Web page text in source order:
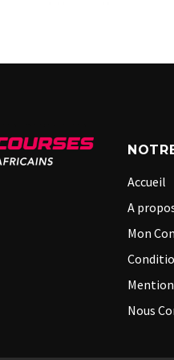
Accueil
A
Mon
Nous